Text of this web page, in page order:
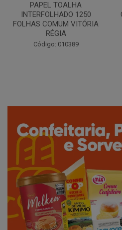
CAFÉ TORRADO E MOÍDO
CLÁSSICO ALMOFADA 250G
SANTA CLARA
Código: 042389